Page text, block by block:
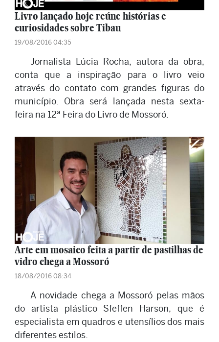
Livro lançado hoje reúne histórias e
curiosidades sobre Tibau
19/08/2016 04:35
Jornalista Lúcia Rocha, autora da obra,
conta que a inspiração para o livro veio
através do contato com grandes figuras do
município. Obra será lançada nesta sexta-
feira na 12ª Feira do Livro de Mossoró.
Arte em mosaico feita a partir de pastilhas de
vidro chega a Mossoró
18/08/2016 08:34
A novidade chega a Mossoró pelas mãos
do artista plástico Sfeffen Harson, que é
especialista em quadros e utensílios dos mais
diferentes estilos.